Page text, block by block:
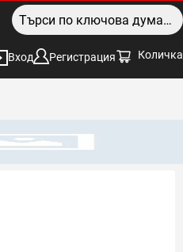
Вход Регистрация Количка